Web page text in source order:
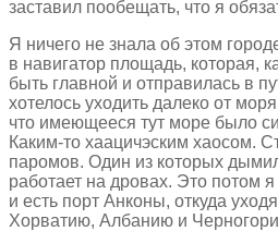
заставил пообещать, что я
Я ничего не знала об этом
в навигатор площадь, которая,
быть главной и отправилась в
хотелось уходить далеко от
что имеющееся тут море было
Каким-то хаацичэским хаосом.
паромов. Один из которых
работает на дровах. Это потом
и есть порт Анконы, откуда
Хорватию, Албанию и